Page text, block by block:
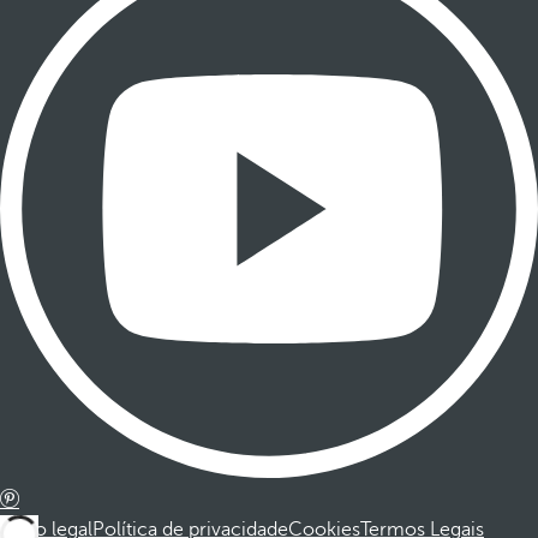
Aviso legalPolítica de privacidadeCookiesTermos Legais